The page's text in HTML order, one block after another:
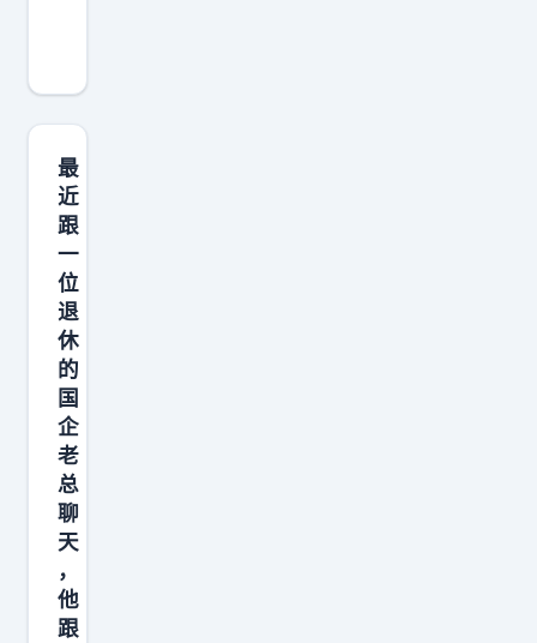
少
资
源
。
没
信
任
的
能
力
是
负
值
。
任
是
些
活
人
感
很
、
心
情
瞬
间
变
好
的
间
最
近
跟
一
位
退
休
的
国
企
老
总
聊
天
，
他
跟